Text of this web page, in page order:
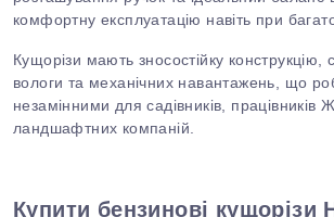
комфортну експлуатацію навіть при
Кущорізи мають зносостійку конструкцію,
вологи та механічних навантажень, що
незамінними для садівників, працівників
ландшафтних компаній.
Купити бензинові кущорізи